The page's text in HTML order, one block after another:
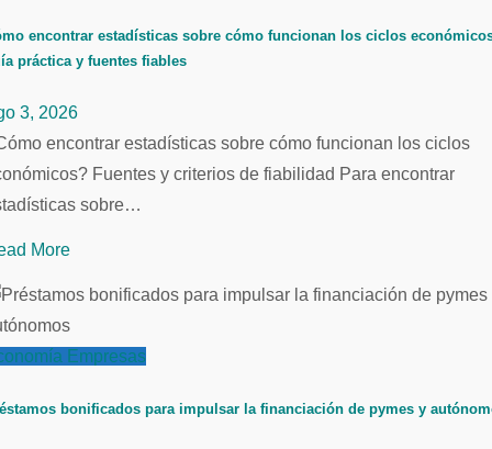
encontrar estadísticas sobre cómo funcionan los ciclos
práctica y fuentes fiables
3, 2026
encontrar estadísticas sobre cómo funcionan los ciclos
Fuentes y criterios de fiabilidad Para encontrar
sobre…
More
Empresas
bonificados para impulsar la financiación de pymes y